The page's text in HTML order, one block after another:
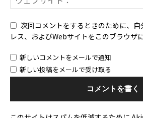
次回コメントをするときのために、
レス、およびWebサイトをこのブラウザ
新しいコメントをメールで通知
新しい投稿をメールで受け取る